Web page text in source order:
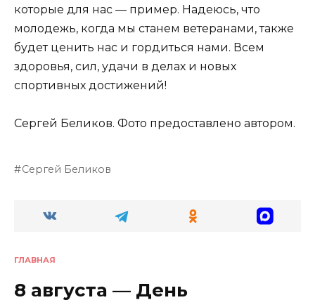
которые для нас — пример. Надеюсь, что
молодежь, когда мы станем ветеранами, также
будет ценить нас и гордиться нами. Всем
здоровья, сил, удачи в делах и новых
спортивных достижений!
Сергей Беликов. Фото предоставлено автором.
Сергей Беликов
ГЛАВНАЯ
8 августа — День